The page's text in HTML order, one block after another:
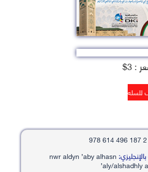
: 3$
nwr aldyn ’aby alhasn
’aly/alshadhly